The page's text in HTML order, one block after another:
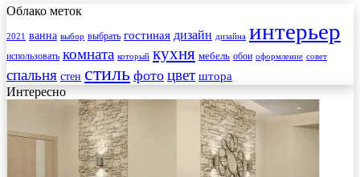
Облако меток
2021 ванна выбор выбрать гостиная дизайн дизайна интерьер
использовать комната который кухня мебель обои оформление совет
спальня стен стиль фото цвет штора
Интересно